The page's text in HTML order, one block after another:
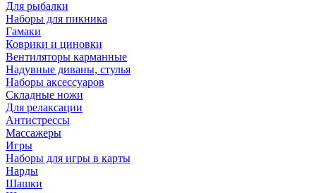
Для рыбалки
Наборы для пикника
Гамаки
Коврики и циновки
Вентиляторы карманные
Надувные диваны, стулья
Наборы аксессуаров
Складные ножи
Для релаксации
Антистрессы
Массажеры
Игры
Наборы для игры в карты
Нарды
Шашки